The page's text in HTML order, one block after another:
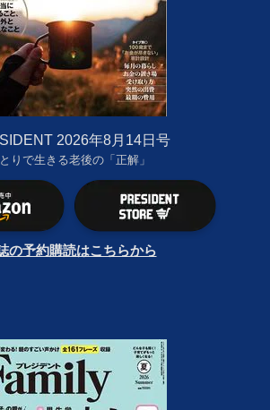
2026年8月14日号
りで生きる老後の「正解」
の予約購読はこちらから